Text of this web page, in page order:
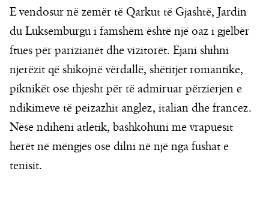
E vendosur në zemër të Qarkut të Gjashtë, Jardin
du Luksemburgu i famshëm është një oaz i gjelbër
ftues për parizianët dhe vizitorët. Ejani shihni
njerëzit që shikojnë vërdallë, shëtitjet romantike,
piknikët ose thjesht për të admiruar përzierjen e
ndikimeve të peizazhit anglez, italian dhe francez.
Nëse ndiheni atletik, bashkohuni me vrapuesit
herët në mëngjes ose dilni në një nga fushat e
tenisit.